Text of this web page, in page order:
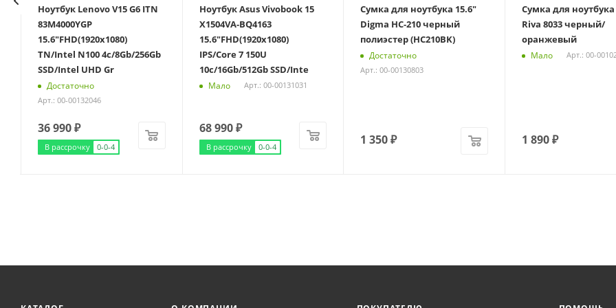
Ноутбук Lenovo V15 G6 ITN
83M4000YGP
15.6"FHD(1920x1080)
TN/Intel N100 4c/8Gb/256Gb
SSD/Intel UHD Gr
Достаточно
Арт.: 00-00132046
36 990₽
В рассрочку 0-0-4
Ноутбук Asus Vivobook 15
X1504VA-BQ4163
15.6"FHD(1920x1080)
IPS/Core 7 150U
10c/16Gb/512Gb SSD/Inte
Мало Арт.: 00-00131031
68 990₽
В рассрочку 0-0-4
Сумка для ноутбука 15.6"
Digma HC-210 черный
полиэстер (HC210BK)
Достаточно
Арт.: 00-00130803
1 350₽
Сумка для ноутбука
Riva 8033 черный/
оранжевый
Мало Арт.: 00-
1 890₽